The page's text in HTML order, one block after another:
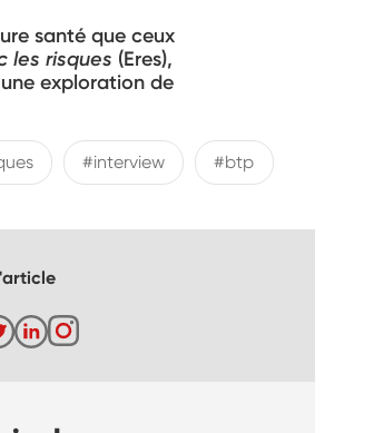
santé que ceux
les risques (Eres),
exploration de
#interview #btp